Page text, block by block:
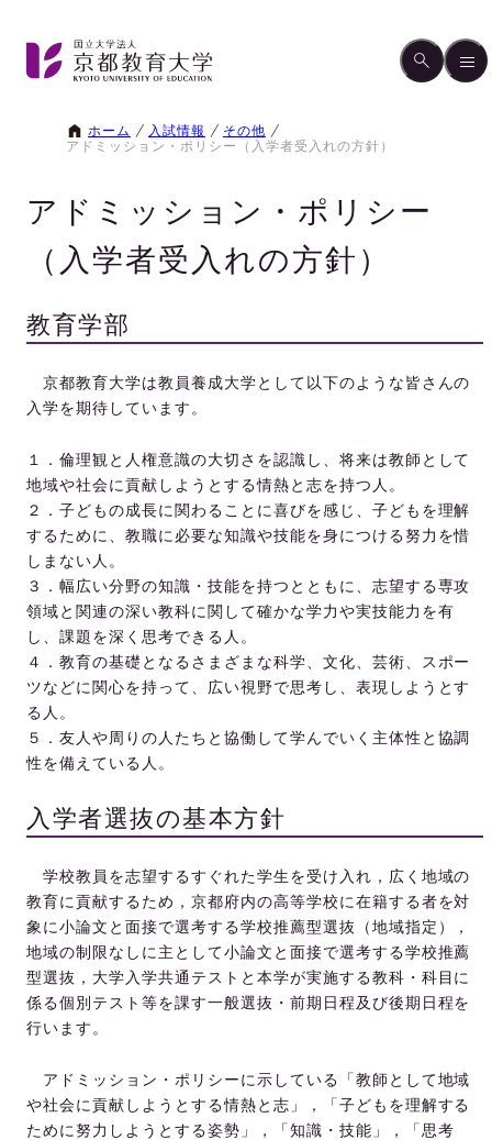
ホーム 入試情報
その他
アドミッション・ポリシー（入学者受入れの方針）
アドミッション・ポリシー
（入学者受入れの方針）
教育学部
京都教育大学は教員養成大学として以下のような皆さんの
入学を期待しています。
１．倫理観と人権意識の大切さを認識し、将来は教師として
地域や社会に貢献しようとする情熱と志を持つ人。
２．子どもの成長に関わることに喜びを感じ、子どもを理解
するために、教職に必要な知識や技能を身につける努力を惜
しまない人。
３．幅広い分野の知識・技能を持つとともに、志望する専攻
領域と関連の深い教科に関して確かな学力や実技能力を有
し、課題を深く思考できる人。
４．教育の基礎となるさまざまな科学、文化、芸術、スポー
ツなどに関心を持って、広い視野で思考し、表現しようとす
る人。
５．友人や周りの人たちと協働して学んでいく主体性と協調
性を備えている人。
入学者選抜の基本方針
学校教員を志望するすぐれた学生を受け入れ，広く地域の
教育に貢献するため，京都府内の高等学校に在籍する者を対
象に小論文と面接で選考する学校推薦型選抜（地域指定），
地域の制限なしに主として小論文と面接で選考する学校推薦
型選抜，大学入学共通テストと本学が実施する教科・科目に
係る個別テスト等を課す一般選抜・前期日程及び後期日程を
行います。
アドミッション・ポリシーに示している「教師として地域
や社会に貢献しようとする情熱と志」，「子どもを理解する
ために努力しようとする姿勢」，「知識・技能」，「思考